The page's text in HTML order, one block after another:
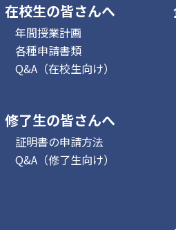
在校生の皆さんへ
年間授業計画
各種申請書類
Q&A（在校生向け）
修了生の皆さんへ
証明書の申請方法
Q&A（修了生向け）